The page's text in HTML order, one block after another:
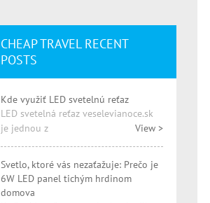
CHEAP TRAVEL RECENT
POSTS
Kde využiť LED svetelnú reťaz
LED svetelná reťaz veselevianoce.sk
je jednou z
View >
Svetlo, ktoré vás nezaťažuje: Prečo je
6W LED panel tichým hrdinom
domova